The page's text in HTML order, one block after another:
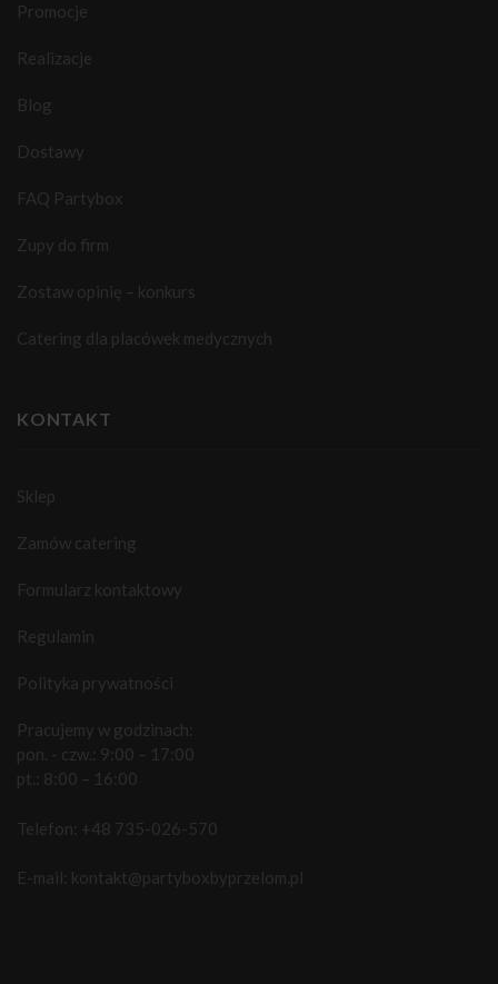
Promocje
Realizacje
Blog
Dostawy
FAQ Partybox
Zupy do firm
Zostaw opinię – konkurs
Catering dla placówek medycznych
KONTAKT
Sklep
Zamów catering
Formularz kontaktowy
Regulamin
Polityka prywatności
Pracujemy w godzinach:
pon. - czw.: 9:00 – 17:00
pt.: 8:00 – 16:00
Telefon: +48 735-026-570
E-mail: kontakt@partyboxbyprzelom.pl